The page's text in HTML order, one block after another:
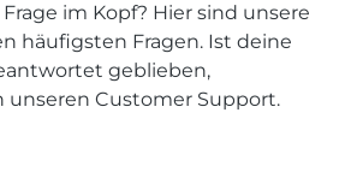
im Kopf? Hier sind unsere
häufigsten Fragen. Ist deine
geblieben,
unseren Customer Support.